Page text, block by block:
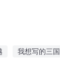
我想写的三国